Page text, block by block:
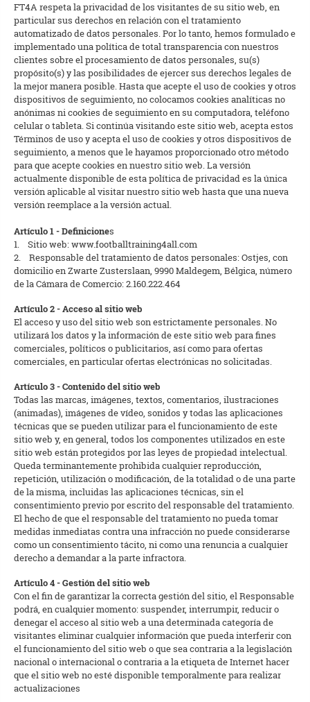
FT4A respeta la privacidad de los visitantes de su sitio web, en
particular sus derechos en relación con el tratamiento
automatizado de datos personales. Por lo tanto, hemos formulado e
implementado una política de total transparencia con nuestros
clientes sobre el procesamiento de datos personales, su(s)
propósito(s) y las posibilidades de ejercer sus derechos legales de
la mejor manera posible. Hasta que acepte el uso de cookies y otros
dispositivos de seguimiento, no colocamos cookies analíticas no
anónimas ni cookies de seguimiento en su computadora, teléfono
celular o tableta. Si continúa visitando este sitio web, acepta estos
Términos de uso y acepta el uso de cookies y otros dispositivos de
seguimiento, a menos que le hayamos proporcionado otro método
para que acepte cookies en nuestro sitio web. La versión
actualmente disponible de esta política de privacidad es la única
versión aplicable al visitar nuestro sitio web hasta que una nueva
versión reemplace a la versión actual.
Artículo 1 - Definiciones
1. Sitio web: www.footballtraining4all.com
2. Responsable del tratamiento de datos personales: Ostjes, con
domicilio en Zwarte Zusterslaan, 9990 Maldegem, Bélgica, número
de la Cámara de Comercio: 2.160.222.464
Artículo 2 - Acceso al sitio web
El acceso y uso del sitio web son estrictamente personales. No
utilizará los datos y la información de este sitio web para fines
comerciales, políticos o publicitarios, así como para ofertas
comerciales, en particular ofertas electrónicas no solicitadas.
Artículo 3 - Contenido del sitio web
Todas las marcas, imágenes, textos, comentarios, ilustraciones
(animadas), imágenes de vídeo, sonidos y todas las aplicaciones
técnicas que se pueden utilizar para el funcionamiento de este
sitio web y, en general, todos los componentes utilizados en este
sitio web están protegidos por las leyes de propiedad intelectual.
Queda terminantemente prohibida cualquier reproducción,
repetición, utilización o modificación, de la totalidad o de una parte
de la misma, incluidas las aplicaciones técnicas, sin el
consentimiento previo por escrito del responsable del tratamiento.
El hecho de que el responsable del tratamiento no pueda tomar
medidas inmediatas contra una infracción no puede considerarse
como un consentimiento tácito, ni como una renuncia a cualquier
derecho a demandar a la parte infractora.
Artículo 4 - Gestión del sitio web
Con el fin de garantizar la correcta gestión del sitio, el Responsable
podrá, en cualquier momento: suspender, interrumpir, reducir o
denegar el acceso al sitio web a una determinada categoría de
visitantes eliminar cualquier información que pueda interferir con
el funcionamiento del sitio web o que sea contraria a la legislación
nacional o internacional o contraria a la etiqueta de Internet hacer
que el sitio web no esté disponible temporalmente para realizar
actualizaciones